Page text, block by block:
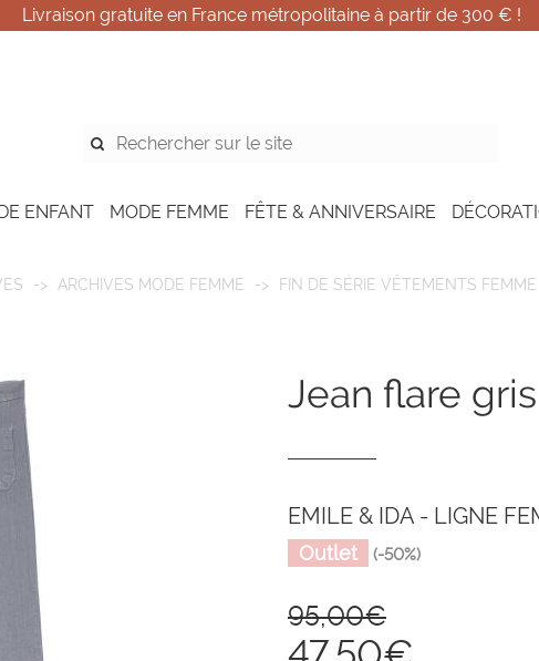
Livraison gratuite en France métropolitaine à partir de 300 € !
ENFANT MODE FEMME FÊTE & ANNIVERSAIRE
ARCHIVES MODE FEMME FIN DE SÉRIE VÊTEMENTS FEMME
jean flare gris
EMILE & IDA - LIGNE
Outlet (-50%)
95,00€